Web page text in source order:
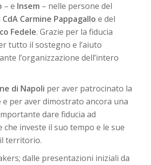
– e Insem – nelle persone del
Carmine Pappagallo e del
Fedele. Grazie per la fiducia
tutto il sostegno e l’aiuto
l’organizzazione dell’intero
di Napoli per aver patrocinato la
per aver dimostrato ancora una
dare fiducia ad
che investe il suo tempo e le sue
territorio.
dalle presentazioni iniziali da